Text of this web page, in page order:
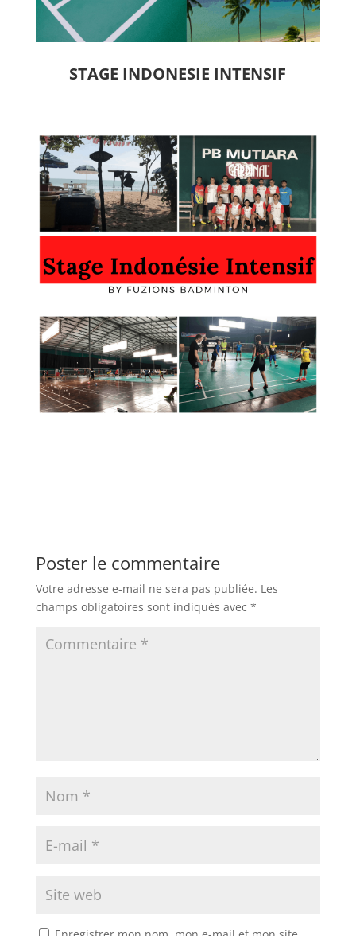
STAGE INDONESIE INTENSIF
Poster le commentaire
Votre adresse e-mail ne sera pas publiée. Les
champs obligatoires sont indiqués avec *